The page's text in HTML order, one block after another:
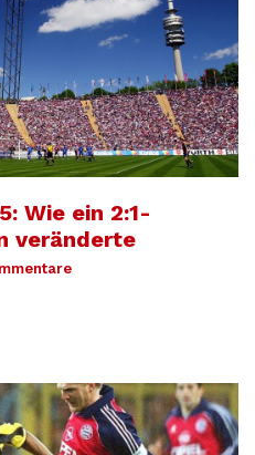
Wie ein 2:1-
veränderte